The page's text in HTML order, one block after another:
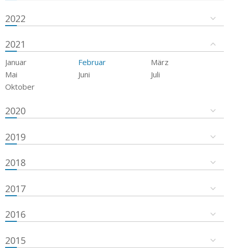
2022
2021
Januar Februar
März
Mai
Juni
Juli
Oktober
2020
2019
2018
2017
2016
2015